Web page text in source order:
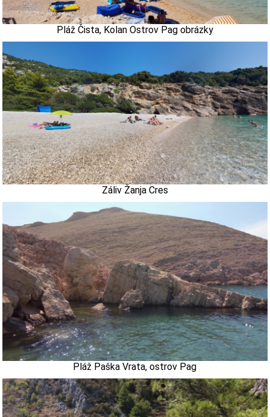
Pláž Čista, Kolan Ostrov Pag obrázky
Záliv Žanja Cres
Pláž Paška Vrata, ostrov Pag